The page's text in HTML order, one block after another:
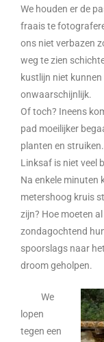
We houden er de
fraais te
ons niet verbazen
weg te zien
kustlijn niet
onwaarschijnlijk.
Of toch? Ineens
pad moeilijker
planten en
Linksaf is niet veel
Na enkele minuten
metershoog kruis
zijn? Hoe moeten
zondagochtend
spoorslags naar
droom geholpen.
We
lopen
tegen een